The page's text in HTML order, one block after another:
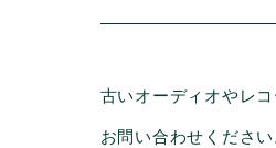
古いオーディオやレ
お問い合わせください